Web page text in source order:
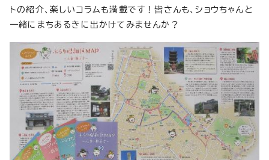
トの紹介、楽しいコラムも満載です！皆さんも、ショウちゃんと
一緒にまちあるきに出かけてみませんか？